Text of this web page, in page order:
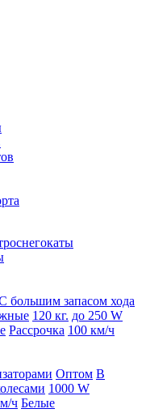
большим запасом хода
120 кг. до 250 W
Рассрочка 100 км/ч
Оптом В
1000 W
ч Белые